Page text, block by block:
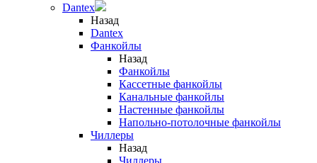
Dantex
Назад
Dantex
Фанкойлы
Назад
Фанкойлы
Кассетные фанкойлы
Канальные фанкойлы
Настенные фанкойлы
Напольно-потолочные фанкойлы
Чиллеры
Назад
Чиллеры